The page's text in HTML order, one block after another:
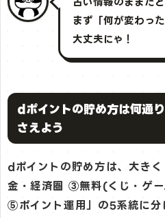
まず「何が変わっ
大丈夫にゃ！
dポイントの貯め方は何通
さえよう
dポイントの貯め方は、大き
金・経済圏 ③無料(くじ・ゲ
⑤ポイント運用」の5系統に分